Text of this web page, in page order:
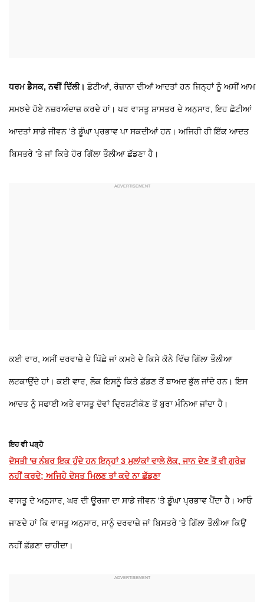
ਧਰਮ ਡੈਸਕ, ਨਵੀਂ ਦਿੱਲੀ।ਛੋਟੀਆਂ, ਰੋਜ਼ਾਨਾ ਦੀਆਂ ਆਦਤਾਂ ਹਨ ਜਿਨ੍ਹਾਂ ਨੂੰ ਅਸੀਂ ਆਮ
ਸਮਝਦੇ ਹੋਏ ਨਜ਼ਰਅੰਦਾਜ਼ ਕਰਦੇ ਹਾਂ। ਪਰ ਵਾਸਤੂ ਸ਼ਾਸਤਰ ਦੇ ਅਨੁਸਾਰ, ਇਹ ਛੋਟੀਆਂ
ਆਦਤਾਂ ਸਾਡੇ ਜੀਵਨ 'ਤੇ ਡੂੰਘਾ ਪ੍ਰਭਾਵ ਪਾ ਸਕਦੀਆਂ ਹਨ। ਅਜਿਹੀ ਹੀ ਇੱਕ ਆਦਤ
ਬਿਸਤਰੇ 'ਤੇ ਜਾਂ ਕਿਤੇ ਹੋਰ ਗਿੱਲਾ ਤੌਲੀਆ ਛੱਡਣਾ ਹੈ।
ਕਈ ਵਾਰ, ਅਸੀਂ ਦਰਵਾਜ਼ੇ ਦੇ ਪਿੱਛੇ ਜਾਂ ਕਮਰੇ ਦੇ ਕਿਸੇ ਕੋਨੇ ਵਿੱਚ ਗਿੱਲਾ ਤੌਲੀਆ
ਲਟਕਾਉਂਦੇ ਹਾਂ। ਕਈ ਵਾਰ, ਲੋਕ ਇਸਨੂੰ ਕਿਤੇ ਛੱਡਣ ਤੋਂ ਬਾਅਦ ਭੁੱਲ ਜਾਂਦੇ ਹਨ। ਇਸ
ਆਦਤ ਨੂੰ ਸਫਾਈ ਅਤੇ ਵਾਸਤੂ ਦੋਵਾਂ ਦ੍ਰਿਸ਼ਟੀਕੋਣ ਤੋਂ ਬੁਰਾ ਮੰਨਿਆ ਜਾਂਦਾ ਹੈ।
ਇਹ ਵੀ ਪੜ੍ਹੋ
ਦੋਸਤੀ 'ਚ ਨੰਬਰ ਇਕ ਹੁੰਦੇ ਹਨ ਇਨ੍ਹਾਂ 3 ਮੁਲਾਂਕਾਂ ਵਾਲੇ ਲੋਕ, ਜਾਨ ਦੇਣ ਤੋਂ ਵੀ ਗੁਰੇਜ਼
ਨਹੀਂ ਕਰਦੇ; ਅਜਿਹੇ ਦੋਸਤ ਮਿਲਣ ਤਾਂ ਕਦੇ ਨਾ ਛੱਡਣਾ
ਵਾਸਤੂ ਦੇ ਅਨੁਸਾਰ, ਘਰ ਦੀ ਊਰਜਾ ਦਾ ਸਾਡੇ ਜੀਵਨ 'ਤੇ ਡੂੰਘਾ ਪ੍ਰਭਾਵ ਪੈਂਦਾ ਹੈ। ਆਓ
ਜਾਣਦੇ ਹਾਂ ਕਿ ਵਾਸਤੂ ਅਨੁਸਾਰ, ਸਾਨੂੰ ਦਰਵਾਜ਼ੇ ਜਾਂ ਬਿਸਤਰੇ 'ਤੇ ਗਿੱਲਾ ਤੌਲੀਆ ਕਿਉਂ
ਨਹੀਂ ਛੱਡਣਾ ਚਾਹੀਦਾ।